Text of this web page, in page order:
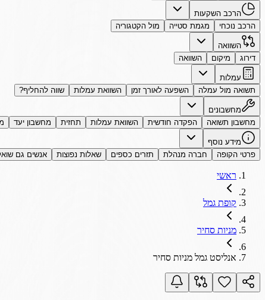
הרכב השקעות
הרכב נוכחי
מגמת סטייה מול הקטגוריה
השוואה
דירוג
מיקום השוואה
עמלות
תשואה מול עמלה
השפעה לאורך זמן השוואת עמלות שווה להחליף?
מחשבונים
מחשבון תשואה
הפקדה חודשית השוואת עמלות תחזית מחשבון יעד
מידע נוסף
פרטי הקופה
חברה מנהלת תזרים כספים שאלות נפוצות אנשים גם
ראשי
קופת גמל
מניות סחיר
אנליסט גמל מניות סחיר